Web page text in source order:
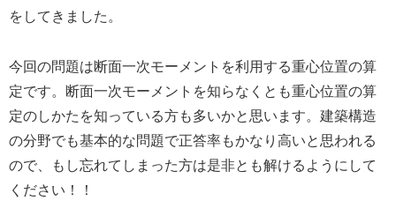
をしてきました。
今回の問題は断面一次モーメントを利用する重心位置の算
定です。断面一次モーメントを知らなくとも重心位置の算
定のしかたを知っている方も多いかと思います。建築構造
の分野でも基本的な問題で正答率もかなり高いと思われる
ので、もし忘れてしまった方は是非とも解けるようにして
ください！！